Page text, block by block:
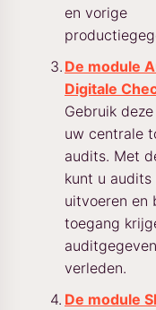
en vorige
De module
Digitale
Gebruik
uw centrale
audits. Met
kunt u audits
uitvoeren en
toegang
verleden.
De module